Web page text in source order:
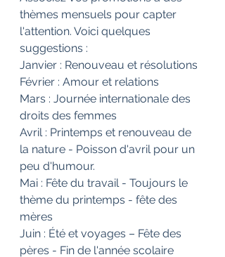
thèmes mensuels pour capter
l'attention. Voici quelques
suggestions :
Janvier : Renouveau et résolutions
Février : Amour et relations
Mars : Journée internationale des
droits des femmes
Avril : Printemps et renouveau de
la nature - Poisson d'avril pour un
peu d'humour.
Mai : Fête du travail - Toujours le
thème du printemps - fête des
mères
Juin : Été et voyages – Fête des
pères - Fin de l'année scolaire